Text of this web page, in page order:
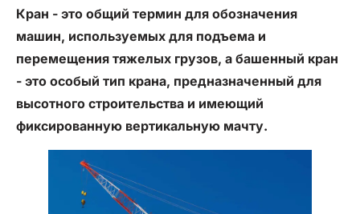
Кран - это общий термин для обозначения
машин, используемых для подъема и
перемещения тяжелых грузов, а башенный кран
- это особый тип крана, предназначенный для
высотного строительства и имеющий
фиксированную вертикальную мачту.